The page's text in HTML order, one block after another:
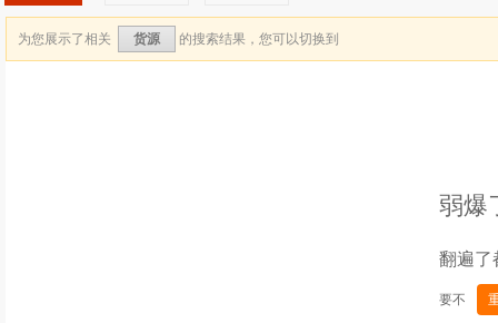
为您展示了相关 货源 的搜索结果，您可以切换到
弱爆
翻遍了
要不